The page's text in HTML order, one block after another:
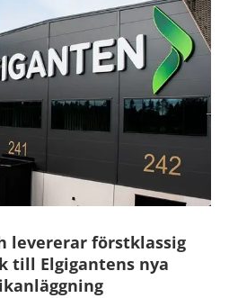
levererar förstklassig
till Elgigantens nya